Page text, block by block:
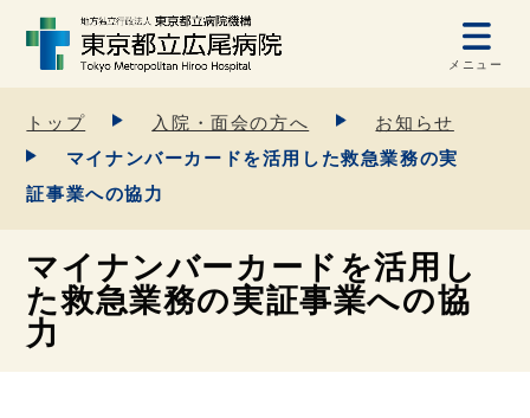
メニュー
トップ 入院・面会の方へ
お知らせ
マイナンバーカードを活用した救急業務の実
証事業への協力
マイナンバーカードを活用し
た救急業務の実証事業への協
力